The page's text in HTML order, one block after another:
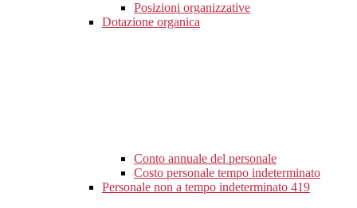
Posizioni organizzative
Dotazione organica
Conto annuale del personale
Costo personale tempo indeterminato
Personale non a tempo indeterminato 419